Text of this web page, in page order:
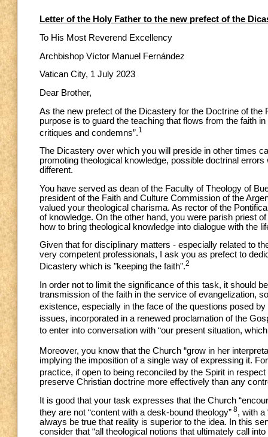
Letter of the Holy Father to the new prefect of the
To His Most Reverend Excellency
Archbishop Víctor Manuel Fernández
Vatican City, 1 July 2023
Dear Brother,
As the new prefect of the Dicastery for the Doctrine of
purpose is to guard the teaching that flows from the faith
critiques and condemns”.1
The Dicastery over which you will preside in other times
promoting theological knowledge, possible doctrinal
different.
You have served as dean of the Faculty of Theology of
president of the Faith and Culture Commission of the
valued your theological charisma. As rector of the
of knowledge. On the other hand, you were parish priest
how to bring theological knowledge into dialogue with the
Given that for disciplinary matters - especially related to
very competent professionals, I ask you as prefect to
Dicastery which is "keeping the faith".2
In order not to limit the significance of this task, it should
transmission of the faith in the service of evangelization,
existence, especially in the face of the questions posed
issues, incorporated in a renewed proclamation of the
to enter into conversation with “our present situation,
Moreover, you know that the Church “grow in her
implying the imposition of a single way of expressing it.
practice, if open to being reconciled by the Spirit in
preserve Christian doctrine more effectively than any
It is good that your task expresses that the Church
they are not “content with a desk-bound theology” 8, with a
always be true that reality is superior to the idea. In this
consider that “all theological notions that ultimately call